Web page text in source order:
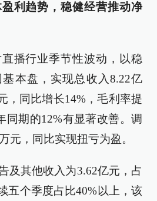
利趋势，稳健经营推动净
播行业季节性波动，以稳
本盘，实现总收入8.22亿
，同比增长14%，毛利率提
同期的12%有显著改善。调
元，同比实现扭亏为盈。
及其他收入为3.62亿元，占
五个季度占比40%以上，该